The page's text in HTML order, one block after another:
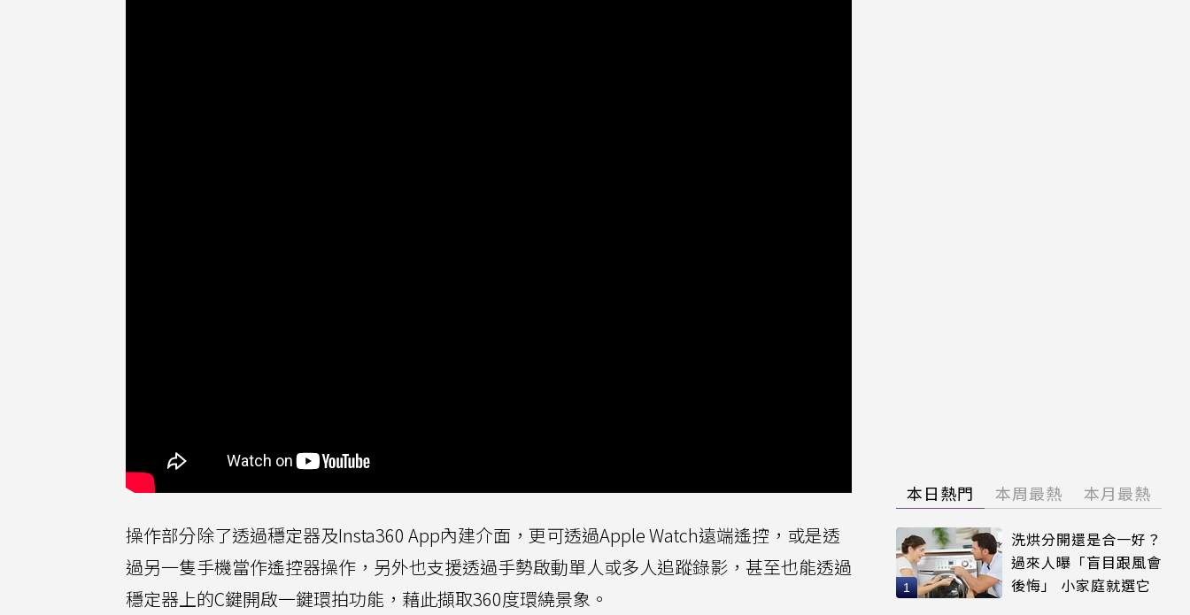
操作部分除了透過穩定器及Insta360 App內建介面，更可透過Apple Watch遠端遙控，或是透
過另一隻手機當作遙控器操作，另外也支援透過手勢啟動單人或多人追蹤錄影，甚至也能透過
穩定器上的C鍵開啟一鍵環拍功能，藉此擷取360度環繞景象。
本日熱門 本周最熱 本月最熱
洗烘分開還是合一好？
過來人曝「盲目跟風會
後悔」 小家庭就選它